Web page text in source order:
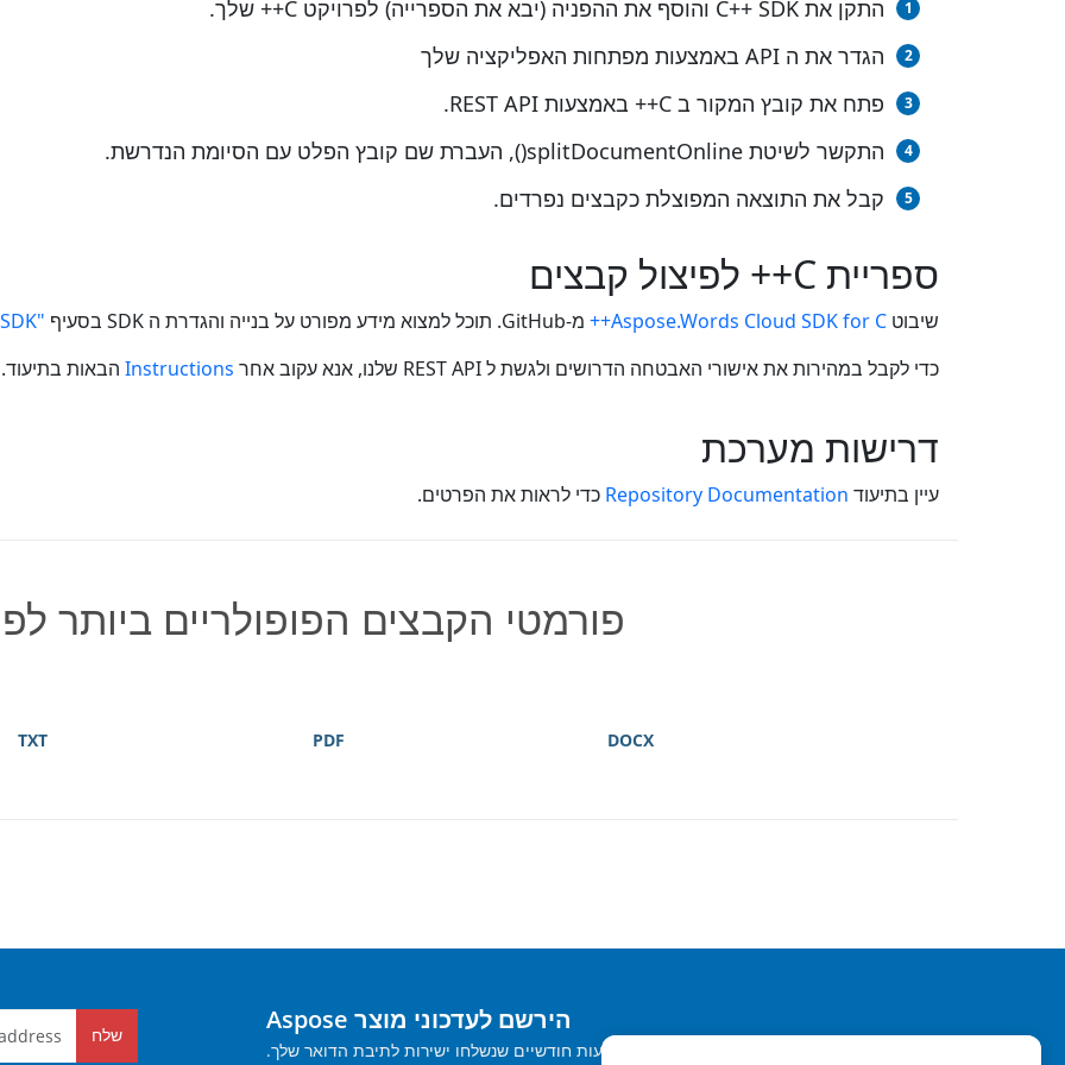
התקן את C++ SDK והוסף את ההפניה (יבא את הספרייה) לפרויקט C++ שלך.
הגדר את ה API באמצעות מפתחות האפליקציה שלך
פתח את קובץ המקור ב C++ באמצעות REST API.
התקשר לשיטת splitDocumentOnline(), העברת שם קובץ הפלט עם הסיומת הנדרשת.
קבל את התוצאה המפוצלת כקבצים נפרדים.
ספריית C++ לפיצול קבצים
שיבוט Aspose.Words Cloud SDK for C++ מ-GitHub. תוכל למצוא מידע מפורט על בנייה והגדרת ה SDK בסעיף
"How to use the SDK"
כדי לקבל במהירות את אישורי האבטחה הדרושים ולגשת ל REST API שלנו, אנא עקוב אחר
Instructions הבאות בתיעוד.
דרישות מערכת
עיין בתיעוד Repository Documentation כדי לראות את הפרטים.
פורמטי הקבצים הפופולריים ביותר
DOCX
PDF
TXT
הירשם לעדכוני מוצר Aspose
קבל ניוזלטרים והצעות חודשיים שנשלחו ישירות לתיבת הדואר שלך.
שלח